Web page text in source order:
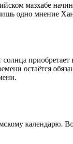
мазхабе
одно мнение
остаётся
календарю.